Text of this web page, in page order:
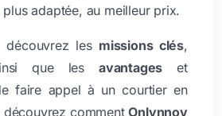
adaptée, au meilleur prix.
découvrez les missions clés,
que lesavantages et
faire appel à un courtier en
découvrez commentOnlynnov